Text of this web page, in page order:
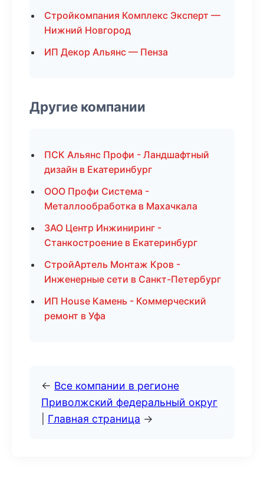
Стройкомпания Комплекс Эксперт —
Нижний Новгород
ИП Декор Альянс — Пенза
Другие компании
ПСК Альянс Профи - Ландшафтный
дизайн в Екатеринбург
ООО Профи Система -
Металлообработка в Махачкала
ЗАО Центр Инжиниринг -
Станкостроение в Екатеринбург
СтройАртель Монтаж Кров -
Инженерные сети в Санкт-Петербург
ИП House Камень - Коммерческий
ремонт в Уфа
← Все компании в регионе
Приволжский федеральный округ
Главная страница →